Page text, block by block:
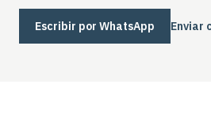
Escribir por WhatsApp Enviar